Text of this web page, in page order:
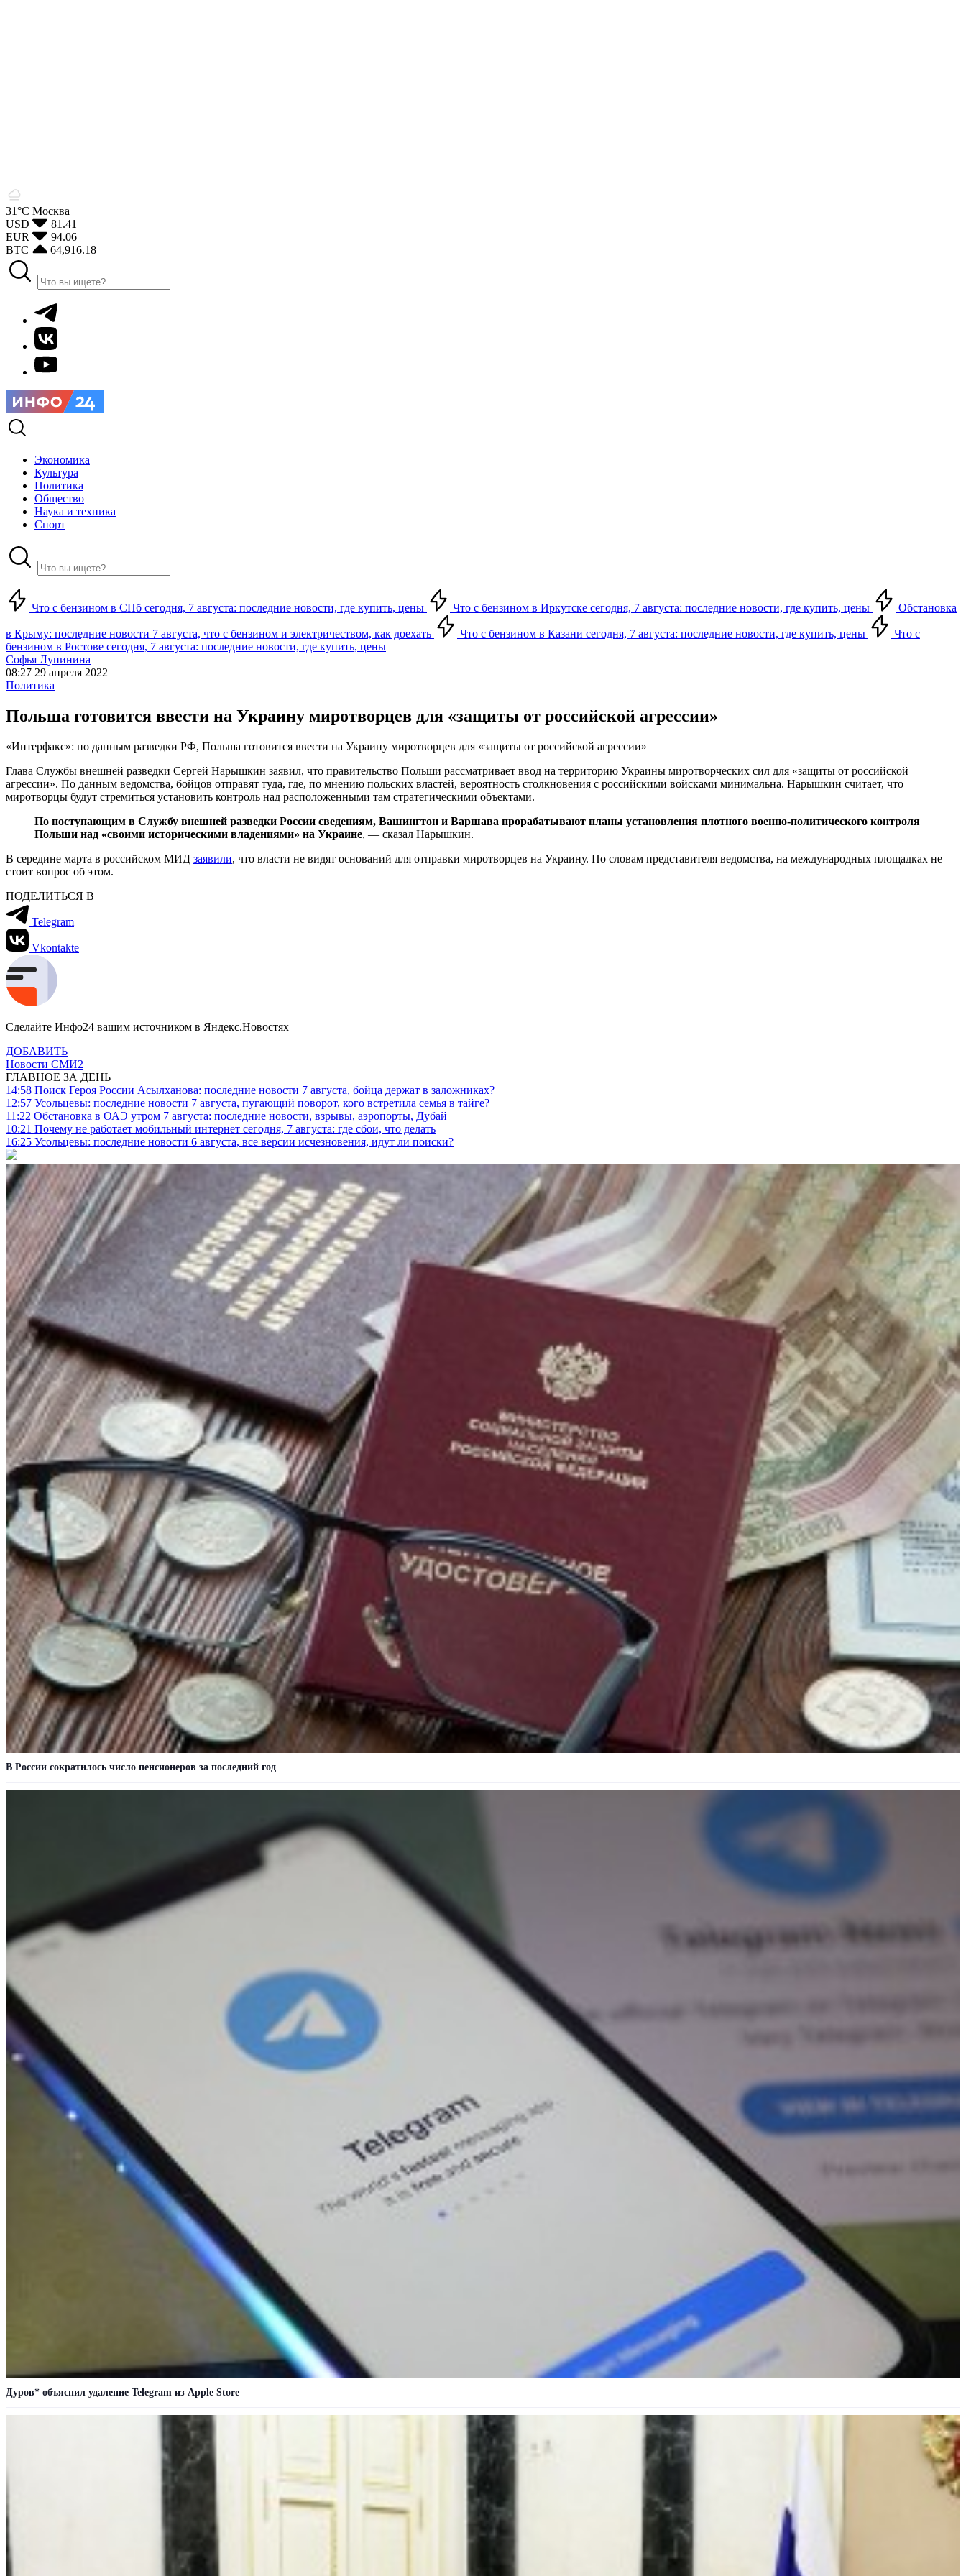
31°С Москва
USD
81.41
EUR
94.06
BTC
64,916.18
Экономика
Культура
Политика
Общество
Наука и техника
Спорт
Что с бензином в СПб сегодня, 7 августа: последние новости, где купить, цены Что с бензином в Иркутске сегодня, 7 августа: последние новости, где купить, цены Обстановка
в Крыму: последние новости 7 августа, что с бензином и электричеством, как доехать Что с бензином в Казани сегодня, 7 августа: последние новости, где купить, цены
Что с
бензином в Ростове сегодня, 7 августа: последние новости, где купить, цены
Софья Лупинина
08:27 29 апреля 2022
Политика
Польша готовится ввести на Украину миротворцев для «защиты от российской агрессии»
«Интерфакс»: по данным разведки РФ, Польша готовится ввести на Украину миротворцев для «защиты от российской агрессии»
Глава Службы внешней разведки Сергей Нарышкин заявил, что правительство Польши рассматривает ввод на территорию Украины миротворческих сил для «защиты от российской
агрессии». По данным ведомства, бойцов отправят туда, где, по мнению польских властей, вероятность столкновения с российскими войсками минимальна. Нарышкин считает, что
миротворцы будут стремиться установить контроль над расположенными там стратегическими объектами.
По поступающим в Службу внешней разведки России сведениям, Вашингтон и Варшава прорабатывают планы установления плотного военно-политического контроля
Польши над «своими историческими владениями» на Украине, — сказал Нарышкин.
В середине марта в российском МИД заявили, что власти не видят оснований для отправки миротворцев на Украину. По словам представителя ведомства, на международных площадках не
стоит вопрос об этом.
ПОДЕЛИТЬСЯ В
Telegram
Vkontakte
Сделайте Инфо24 вашим источником в Яндекс.Новостях
ДОБАВИТЬ
Новости СМИ2
ГЛАВНОЕ ЗА ДЕНЬ
14:58 Поиск Героя России Асылханова: последние новости 7 августа, бойца держат в заложниках?
12:57 Усольцевы: последние новости 7 августа, пугающий поворот, кого встретила семья в тайге?
11:22 Обстановка в ОАЭ утром 7 августа: последние новости, взрывы, аэропорты, Дубай
10:21 Почему не работает мобильный интернет сегодня, 7 августа: где сбои, что делать
16:25 Усольцевы: последние новости 6 августа, все версии исчезновения, идут ли поиски?
В России сократилось число пенсионеров за последний год
Дуров* объяснил удаление Telegram из Apple Store